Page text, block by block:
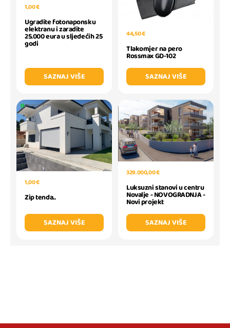
1,00 €
Ugradite fotonaponsku
elektranu i zaradite
25.000 eura u sljedećih 25
godi
SAZNAJ VIŠE
44,50 €
Tlakomjer na pero
Rossmax GD-102
SAZNAJ VIŠE
1,00 €
Zip tenda..
SAZNAJ VIŠE
329.000,00 €
Luksuzni stanovi u centru
Novalje - NOVOGRADNJA -
Novi projekt
SAZNAJ VIŠE